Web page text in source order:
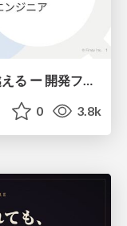
生成AI導入の「期待外れ」を乗り越える ー 開発フロー改革が目指す、真の組織変革
0 3.8k